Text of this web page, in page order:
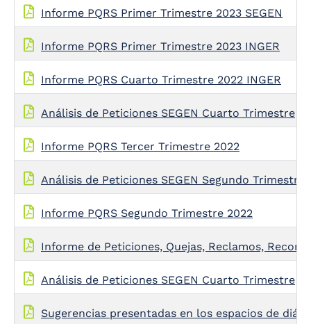
Informe PQRS Primer Trimestre 2023 SEGEN
Informe PQRS Primer Trimestre 2023 INGER
Informe PQRS Cuarto Trimestre 2022 INGER
Análisis de Peticiones SEGEN Cuarto Trimestre
Informe PQRS Tercer Trimestre 2022
Análisis de Peticiones SEGEN Segundo Trimestre
Informe PQRS Segundo Trimestre 2022
Informe de Peticiones, Quejas, Reclamos,
Análisis de Peticiones SEGEN Cuarto Trimestre
Sugerencias presentadas en los espacios de